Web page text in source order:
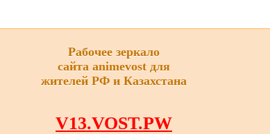
Рабочее зеркало
сайта animevost для
жителей РФ и Казахстана
V13.VOST.PW